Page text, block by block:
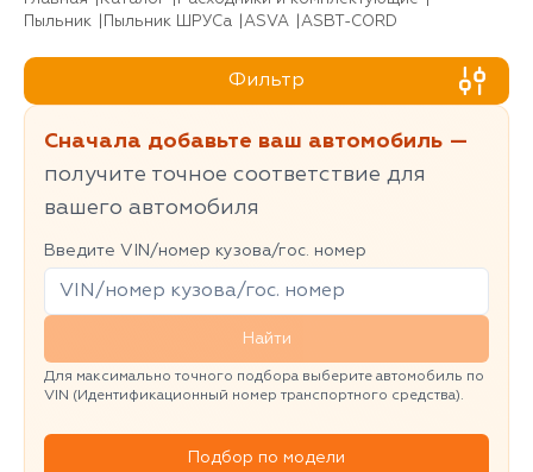
Пыльник
Пыльник ШРУСа ASVA ASBT-CORD
Фильтр
Сначала добавьте ваш автомобиль —
получите точное соответствие для
вашего автомобиля
Введите VIN/номер кузова/гос. номер
Найти
Для максимально точного подбора выберите автомобиль по
VIN (Идентификационный номер транспортного средства).
Подбор по модели